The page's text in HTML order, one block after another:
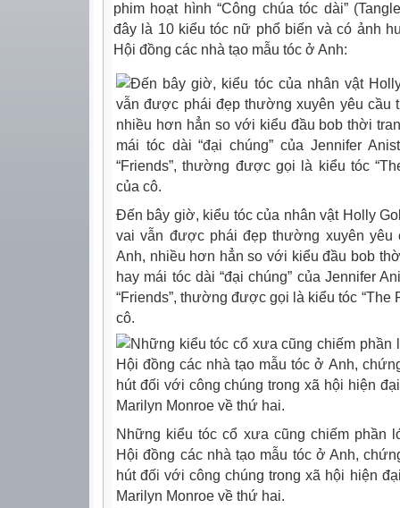
phim hoạt hình “Công chúa tóc dài”
đây là 10 kiểu tóc nữ phổ biến và có ảnh
Hội đồng các nhà tạo mẫu tóc ở Anh:
Đến bây giờ, kiểu tóc của nhân vật Holly
vai vẫn được phái đẹp thường xuyên yêu
Anh, nhiều hơn hẳn so với kiểu đầu bob
hay mái tóc dài “đại chúng” của Jennifer
“Friends”, thường được gọi là kiểu tóc “The
cô.
Những kiểu tóc cổ xưa cũng chiếm phần
Hội đồng các nhà tạo mẫu tóc ở Anh,
hút đối với công chúng trong xã hội hiện
Marilyn Monroe về thứ hai.